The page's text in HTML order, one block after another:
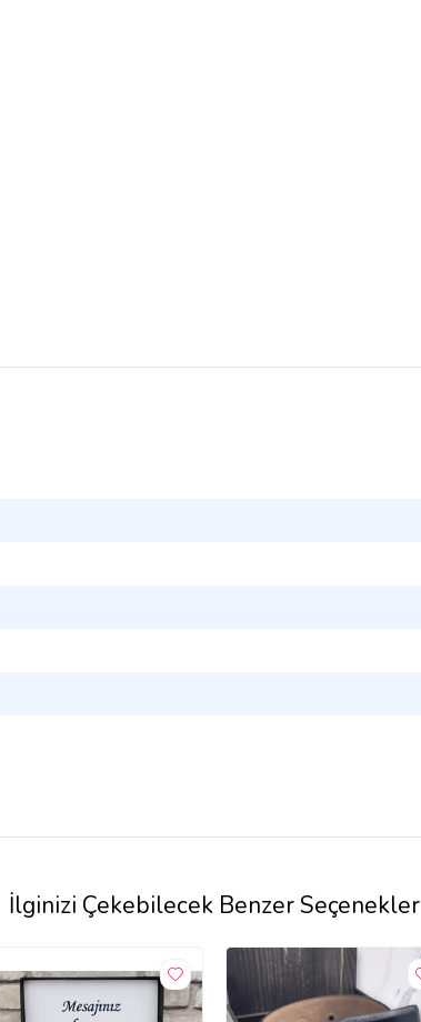
İlginizi Çekebilecek Benzer Seçenekler